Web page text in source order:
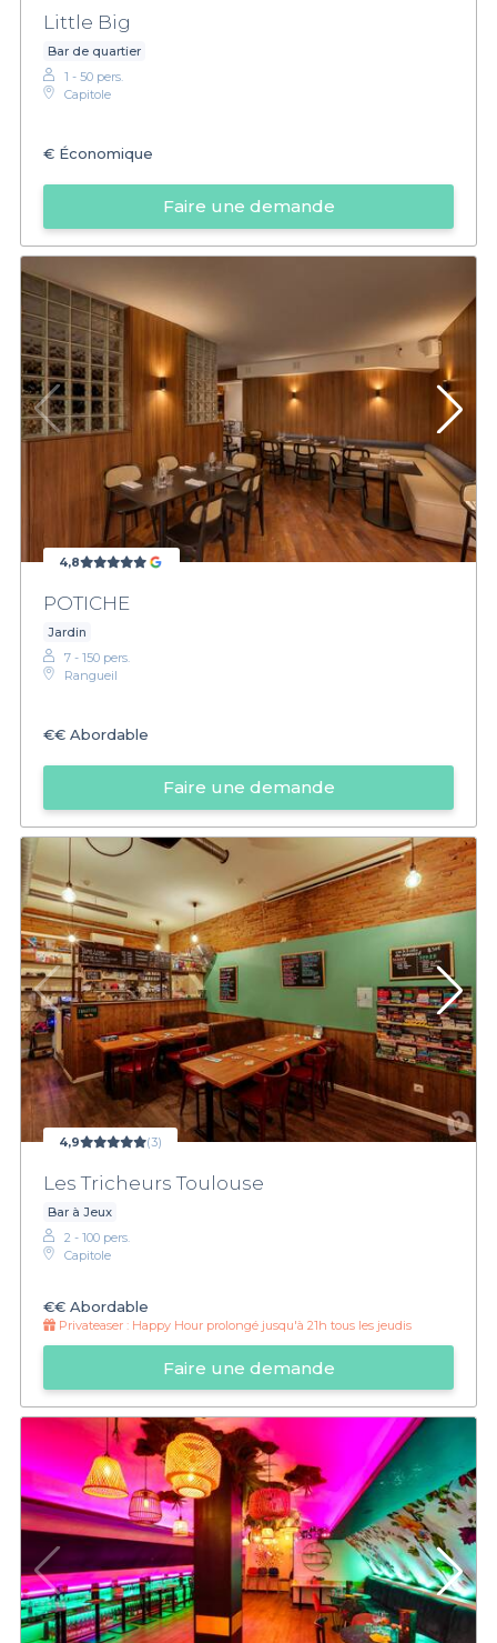
Little Big
Bar de quartier
1 - 50 pers.
Capitole
€ Économique
Faire une demande
4,8
POTICHE
Jardin
7 - 150 pers.
Rangueil
€€ Abordable
Faire une demande
4,9 (3)
Les Tricheurs Toulouse
Bar à Jeux
2 - 100 pers.
Capitole
€€ Abordable
Privateaser : Happy Hour prolongé jusqu'à 21h tous les jeudis
Faire une demande